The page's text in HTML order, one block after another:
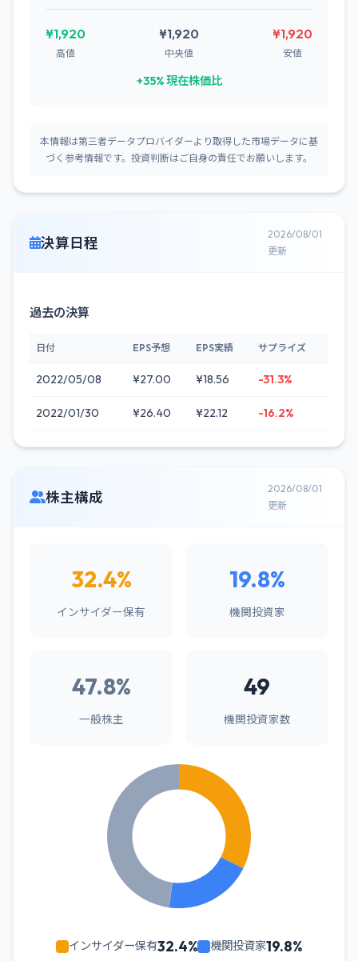
¥1,920
高値
¥1,920
中央値
¥1,920
安値
+35% 現在株価比
本情報は第三者データプロバイダーより取得した市場データに基
づく参考情報です。投資判断はご自身の責任でお願いします。
決算日程
2026/08/01
更新
過去の決算
日付 EPS予想 EPS実績 サプライズ
2022/05/08 ¥27.00 ¥18.56 -31.3%
2022/01/30 ¥26.40 ¥22.12 -16.2%
株主構成
2026/08/01
更新
32.4%
インサイダー保有
19.8%
機関投資家
47.8%
一般株主
49
機関投資家数
インサイダー保有32.4% 機関投資家19.8%